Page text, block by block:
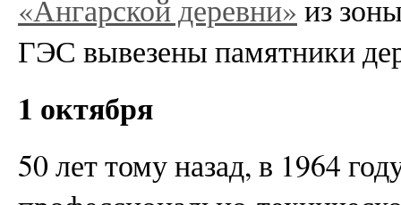
«Ангарской деревни»из
ГЭС вывезены памятники
1 октября
50 лет тому назад, в 1964